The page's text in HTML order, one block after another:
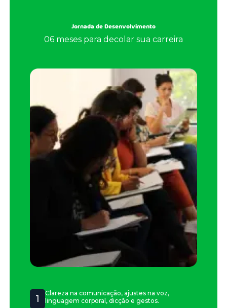
Jornada de Desenvolvimento
06 meses para decolar sua carreira
1
Clareza na comunicação, ajustes na voz,
linguagem corporal, dicção e gestos.